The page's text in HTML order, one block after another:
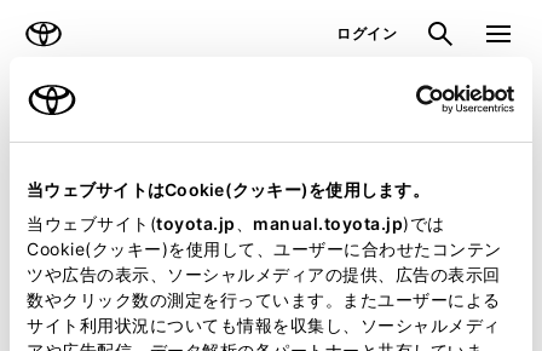
当ウェブサイトはCookie(クッキー)を使用します。
当ウェブサイト(toyota.jp manual.toyota.jp)では
Cookie(クッキー)を使用して、ユーザーに合わせたコンテン
ツや広告の表示、ソーシャルメディアの提供、広告の表示回
数やクリック数の測定を行っています。またユーザーによる
サイト利用状況についても情報を収集し、ソーシャルメディ
ログイン 検索 メニュ
ラインアップ トピックス
見積りシミュレーション
見積りシミュレーションのデータが
正常に取得できませんでした。
詳しくは販売店までお問合せくださ